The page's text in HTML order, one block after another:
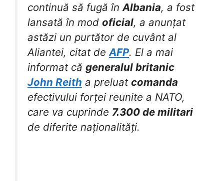
continuă să fugă în Albania, a fost
lansată în mod oficial, a anunțat
astăzi un purtător de cuvânt al
Aliantei, citat de AFP. El a mai
informat că generalul britanic
John Reith a preluat comanda
efectivului forței reunite a NATO,
care va cuprinde 7.300 de militari
de diferite naționalități.